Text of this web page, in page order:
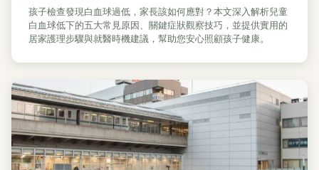
孩子檢查發現白血球過低，家長該如何應對？本文深入解析兒童
白血球低下的五大常見原因、關鍵症狀觀察技巧，並提供實用的
居家護理步驟與就醫時機建議，幫助您安心照顧孩子健康。